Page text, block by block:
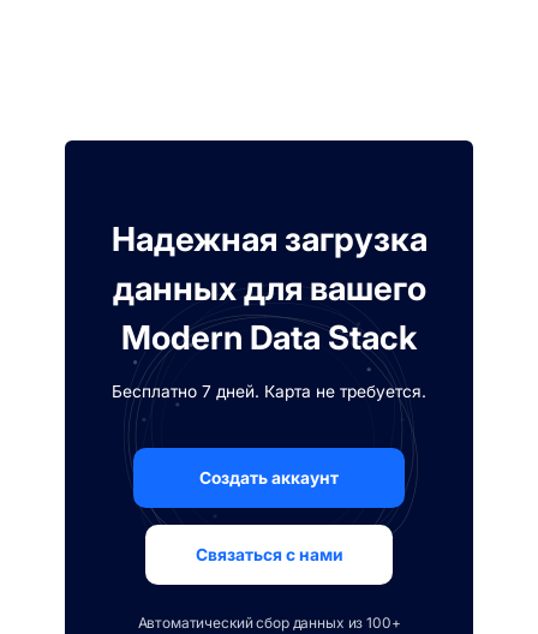
Надежная загрузка
данных для вашего
Modern Data Stack
Бесплатно 7 дней. Карта не требуется.
Создать аккаунт
Связаться с нами
Автоматический сбор данных из 100+